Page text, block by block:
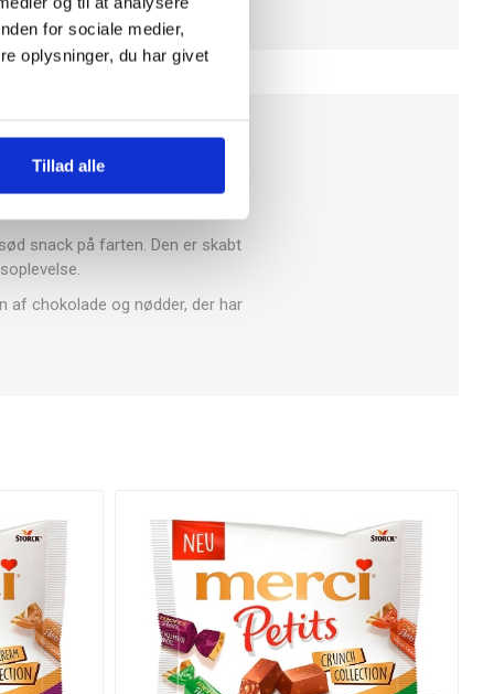
for sociale medier,
oplysninger, du har givet
Tillad alle
og passion for søde sager
snack på farten. Den er skabt
af chokolade og nødder, der har